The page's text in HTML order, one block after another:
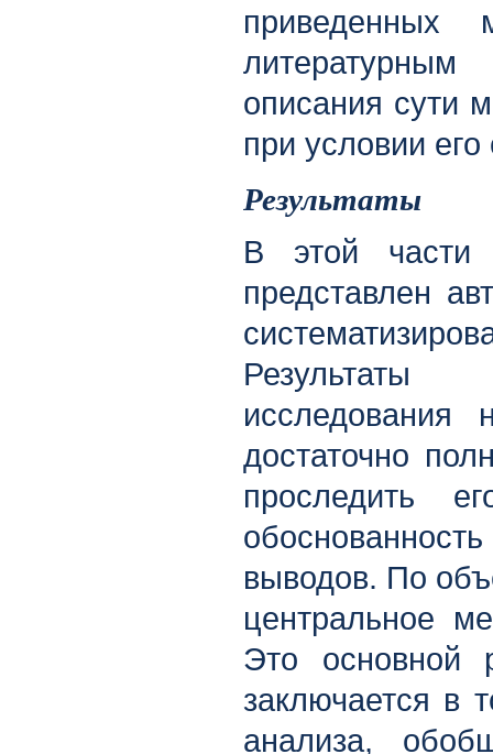
приведенных
описания сути
при условии его
Результаты
В этой части
представлен
исследования
достаточно
проследить
выводов. По
центральное
Это основной
заключается в
анализа,